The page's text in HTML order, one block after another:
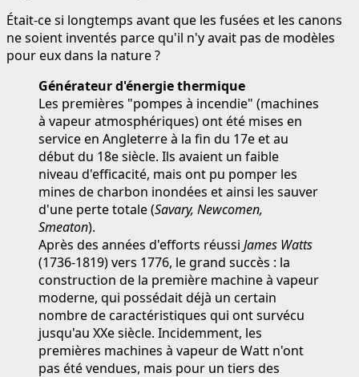
Était-ce si longtemps avant que les fusées et les canons
ne soient inventés parce qu'il n'y avait pas de modèles
pour eux dans la nature ?
Générateur d'énergie thermique
Les premières "pompes à incendie" (machines
à vapeur atmosphériques) ont été mises en
service en Angleterre à la fin du 17e et au
début du 18e siècle. Ils avaient un faible
niveau d'efficacité, mais ont pu pomper les
mines de charbon inondées et ainsi les sauver
d'une perte totale (Savary, Newcomen,
Smeaton).
Après des années d'efforts réussi James Watts
(1736-1819) vers 1776, le grand succès : la
construction de la première machine à vapeur
moderne, qui possédait déjà un certain
nombre de caractéristiques qui ont survécu
jusqu'au XXe siècle. Incidemment, les
premières machines à vapeur de Watt n'ont
pas été vendues, mais pour un tiers des